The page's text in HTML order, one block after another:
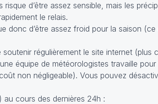
d’être assez sensible, mais les
le relais.
donc d’être assez froid pour la saison
soutenir régulièrement le site internet
équipe de météorologistes travaille
non négligeable). Vous pouvez
cours des dernières 24h :